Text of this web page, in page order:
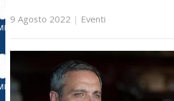
9 Agosto 2022 | Eventi